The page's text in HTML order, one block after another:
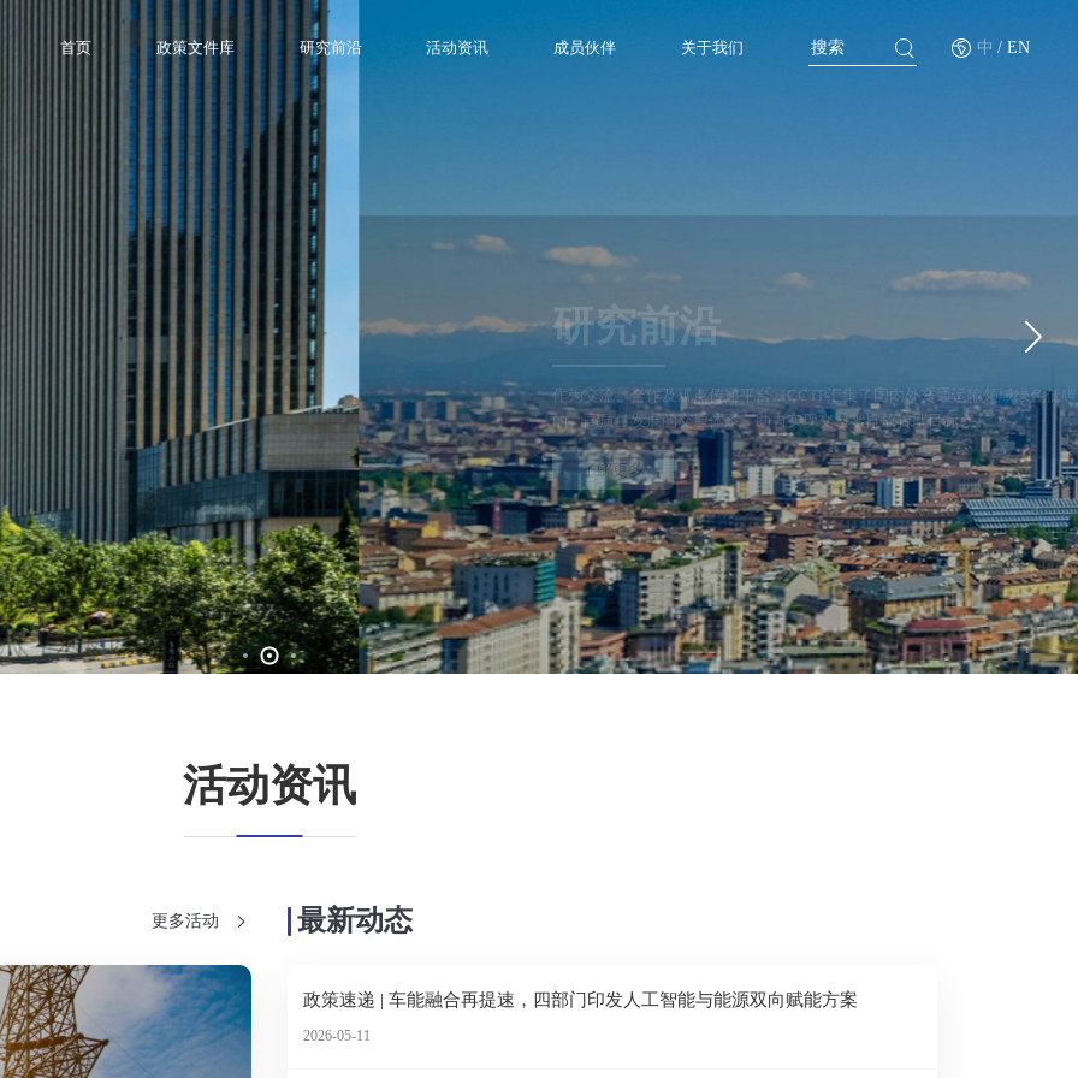
首页 政策文件库 研究前沿 活动资讯 成员伙伴 关于我们 中 / EN
交通运输领域绿色低碳发展突破性研究、行业专家核心观点、伙伴研究成果及数据资源等内容，旨在推动建立更加可持续的、安全
活动资讯
更多活动 最新动态
政策速递 | 车能融合再提速，四部门印发人工智能与能源双向赋能方案
2026-05-11